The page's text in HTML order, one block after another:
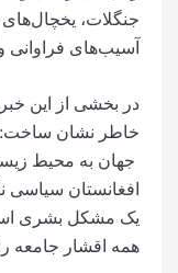
جنگلات،
آسیب‌های فراوانی
در بخشی از این
خاطر نشان ساخت:
جهان به محیط زیست
افغانستان سیاسی
یک مشکل بشری
همه اقشار جامعه